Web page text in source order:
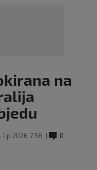
na
lip 2026 7:56
0